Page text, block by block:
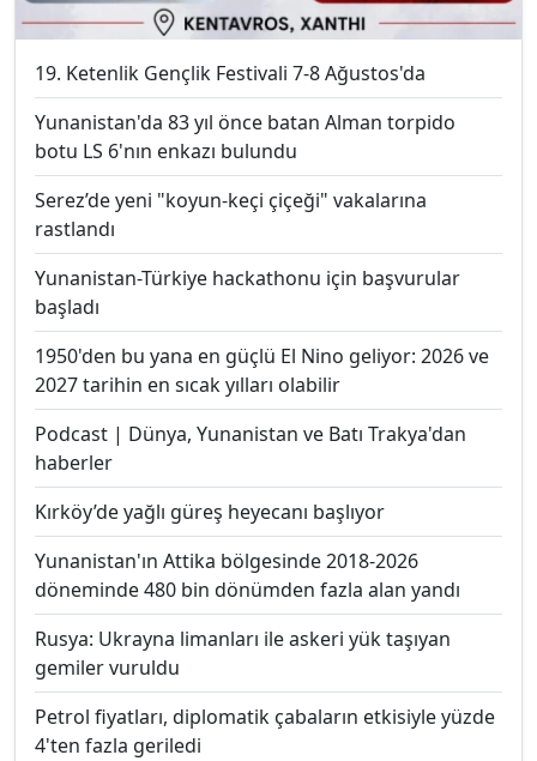
19. Ketenlik Gençlik Festivali 7-8 Ağustos'da
Yunanistan'da 83 yıl önce batan Alman torpido
botu LS 6'nın enkazı bulundu
Serez’de yeni "koyun-keçi çiçeği" vakalarına
rastlandı
Yunanistan-Türkiye hackathonu için başvurular
başladı
1950'den bu yana en güçlü El Nino geliyor: 2026 ve
2027 tarihin en sıcak yılları olabilir
Podcast | Dünya, Yunanistan ve Batı Trakya'dan
haberler
Kırköy’de yağlı güreş heyecanı başlıyor
Yunanistan'ın Attika bölgesinde 2018-2026
döneminde 480 bin dönümden fazla alan yandı
Rusya: Ukrayna limanları ile askeri yük taşıyan
gemiler vuruldu
Petrol fiyatları, diplomatik çabaların etkisiyle yüzde
4'ten fazla geriledi